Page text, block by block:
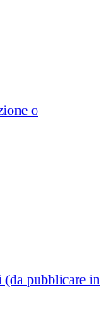
o
(da pubblicare in